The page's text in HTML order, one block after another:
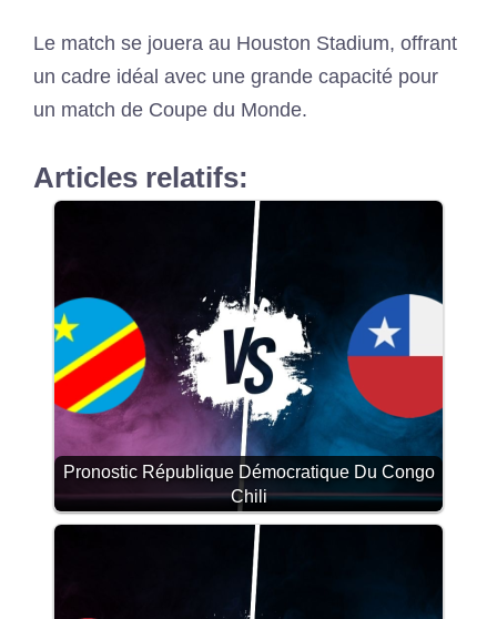
Le match se jouera au Houston Stadium, offrant
un cadre idéal avec une grande capacité pour
un match de Coupe du Monde.
Articles relatifs:
Pronostic République Démocratique Du Congo
Chili